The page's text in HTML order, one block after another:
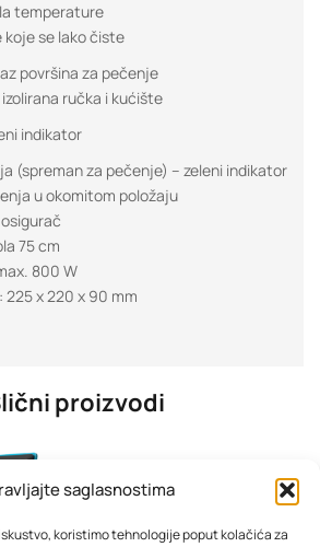
saglasnostima
koristimo tehnologije poput kolačića za
temperature
koje se lako čiste
površina za pečenje
ručka i kućište
indikator
(spreman za pečenje) – zeleni indikator
u okomitom položaju
75 cm
800 W
225 x 220 x 90 mm
proizvodi